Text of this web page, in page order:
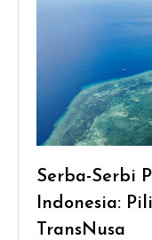
Serba-Serbi
Indonesia:
TransNusa